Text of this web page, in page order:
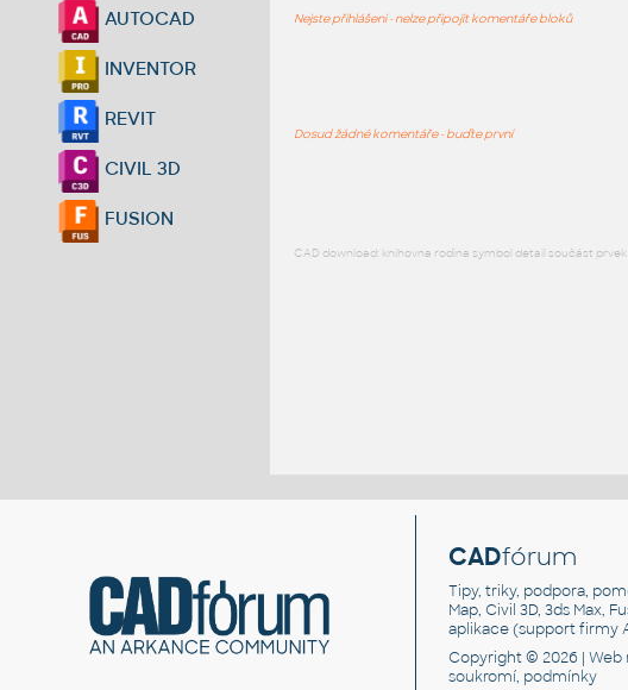
AUTOCAD
INVENTOR
REVIT
CIVIL 3D
FUSION
Nejste přihlášeni - nelze připojit komentáře bloků
Dosud žádné komentáře - buďte první
CAD download: knihovna rodina symbol detail součást
CADfórum
Tipy, triky, podpora,
Map, Civil 3D, 3ds Max,
aplikace (support firmy
Copyright © 2026 |Web
soukromí, podmínky